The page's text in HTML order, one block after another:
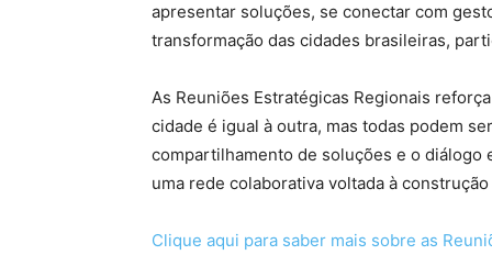
apresentar soluções, se conectar com
transformação das cidades brasileiras,
As Reuniões Estratégicas Regionais
cidade é igual à outra, mas todas podem
compartilhamento de soluções e o
uma rede colaborativa voltada à
Clique aqui para saber mais sobre as